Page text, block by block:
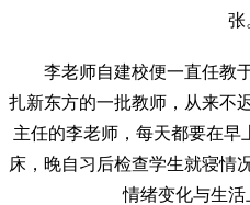
张
李老师自建校便一直任教
扎新东方的一批教师，从来不
主任的李老师，每天都要在早
床，晚自习后检查学生就寝情
情绪变化与生活